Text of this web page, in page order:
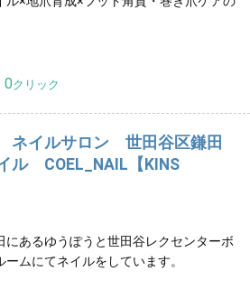
0クリック
ネイルサロン 世田谷区鎌田
ル COEL_NAIL【KINS
にあるゆうぽうと世田谷レクセンターボ
ームにてネイルをしています。